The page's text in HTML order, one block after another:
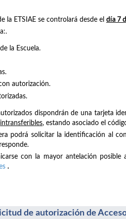
la ETSIAE se controlará desde el día 7
la Escuela.
autorización.
dispondrán de una tarjeta
intransferibles, estando asociado el
podrá solicitar la identificación al
con la mayor antelación
.
de autorización de